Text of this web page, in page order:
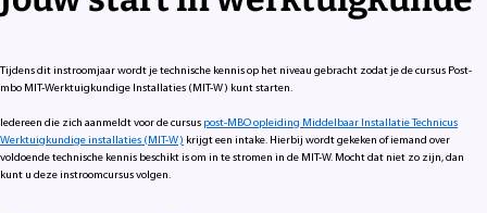
Tijdens dit instroomjaar wordt je technische kennis op het niveau gebracht zodat je de cursus Post-
mbo MIT-Werktuigkundige Installaties (MIT-W) kunt starten.
Iedereen die zich aanmeldt voor de cursus post-MBO opleiding Middelbaar Installatie Technicus
Werktuigkundige installaties (MIT-W) krijgt een intake. Hierbij wordt gekeken of iemand over
voldoende technische kennis beschikt is om in te stromen in de MIT-W. Mocht dat niet zo zijn, dan
kunt u deze instroomcursus volgen.